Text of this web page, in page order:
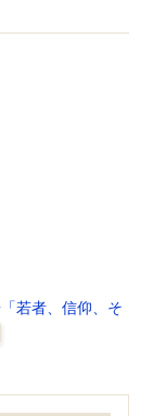
若者、信仰、そ